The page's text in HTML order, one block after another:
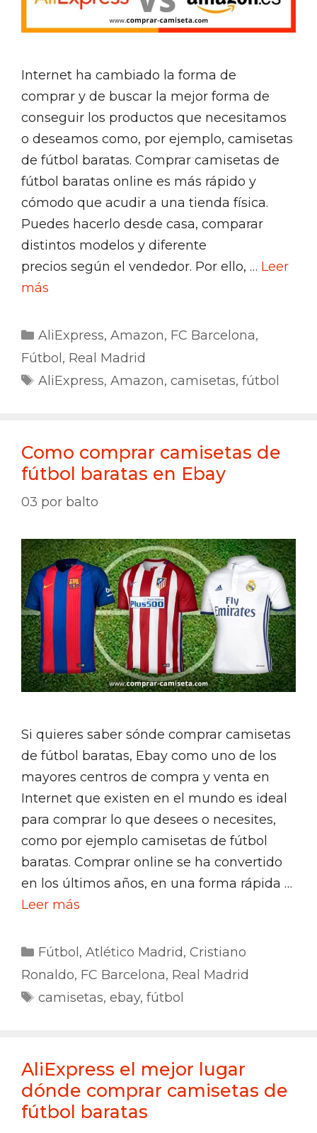
Internet ha cambiado la forma de
comprar y de buscar la mejor forma de
conseguir los productos que necesitamos
o deseamos como, por ejemplo, camisetas
de fútbol baratas. Comprar camisetas de
fútbol baratas online es más rápido y
cómodo que acudir a una tienda física.
Puedes hacerlo desde casa, comparar
distintos modelos y diferente
precios según el vendedor. Por ello, … Leer
más
Categorías
AliExpress, Amazon, FC Barcelona,
Fútbol , Real Madrid
Etiquetas
AliExpress, Amazon, camisetas, fútbol
Como comprar camisetas de
fútbol baratas en Ebay
03 por balto
Si quieres saber sónde comprar camisetas
de fútbol baratas, Ebay como uno de los
mayores centros de compra y venta en
Internet que existen en el mundo es ideal
para comprar lo que desees o necesites,
como por ejemplo camisetas de fútbol
baratas. Comprar online se ha convertido
en los últimos años, en una forma rápida …
Leer más
Categorías
Fútbol, Atlético Madrid, Cristiano
Ronaldo, FC Barcelona, Real Madrid
Etiquetas
camisetas, ebay, fútbol
AliExpress el mejor lugar
dónde comprar camisetas de
fútbol baratas